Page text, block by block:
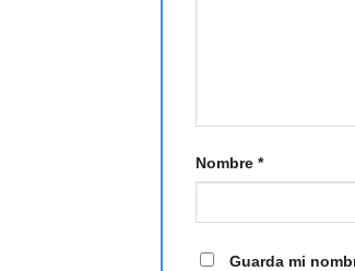
Nombre *
Guarda mi